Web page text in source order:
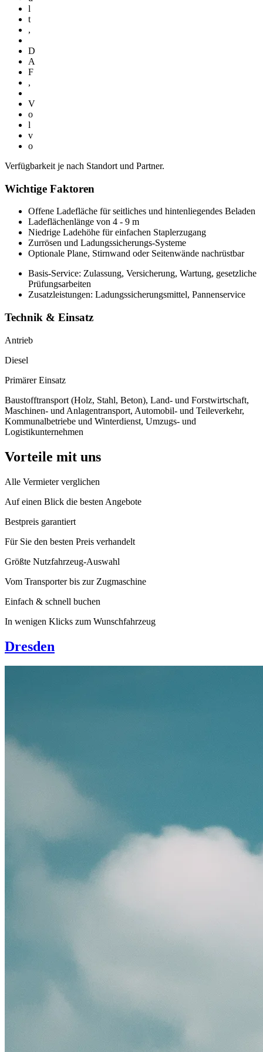
l
t
,
D
A
F
,
V
o
l
v
o
Verfügbarkeit je nach Standort und Partner.
Wichtige Faktoren
Offene Ladefläche für seitliches und hintenliegendes Beladen
Ladeflächenlänge von 4 - 9 m
Niedrige Ladehöhe für einfachen Staplerzugang
Zurrösen und Ladungssicherungs-Systeme
Optionale Plane, Stirnwand oder Seitenwände nachrüstbar
Basis-Service: Zulassung, Versicherung, Wartung, gesetzliche
Prüfungsarbeiten
Zusatzleistungen: Ladungssicherungsmittel, Pannenservice
Technik & Einsatz
Antrieb
Diesel
Primärer Einsatz
Baustofftransport (Holz, Stahl, Beton), Land- und Forstwirtschaft,
Maschinen- und Anlagentransport, Automobil- und Teileverkehr,
Kommunalbetriebe und Winterdienst, Umzugs- und
Logistikunternehmen
Vorteile mit uns
Alle Vermieter verglichen
Auf einen Blick die besten Angebote
Bestpreis garantiert
Für Sie den besten Preis verhandelt
Größte Nutzfahrzeug-Auswahl
Vom Transporter bis zur Zugmaschine
Einfach & schnell buchen
In wenigen Klicks zum Wunschfahrzeug
Dresden